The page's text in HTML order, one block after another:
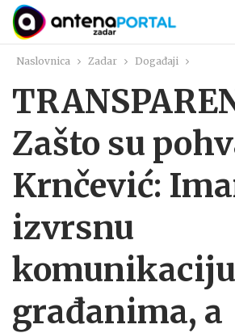
Naslovnica Zadar Događaji
Zašto su
Krnčević:
izvrsnu
građanima, a